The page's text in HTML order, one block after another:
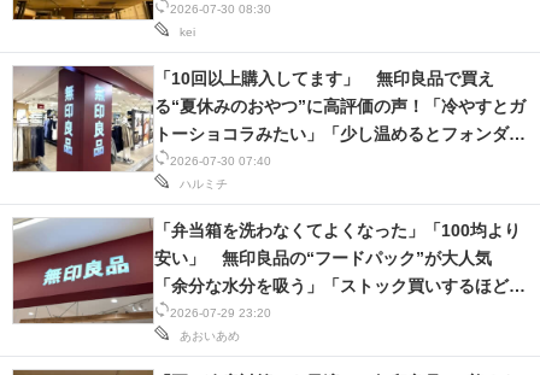
2026-07-30 08:30
kei
入しました」
2026-07-30 07:40
ハルミチ
「10回以上購入してます」 無印良品で買え
る“夏休みのおやつ”に高評価の声！「冷やすとガ
トーショコラみたい」「少し温めるとフォンダン
ショコラに」
2026-07-29 23:20
あおいあめ
「弁当箱を洗わなくてよくなった」「100均より
安い」 無印良品の“フードパック”が大人気
「余分な水分を吸う」「ストック買いするほど必
須」